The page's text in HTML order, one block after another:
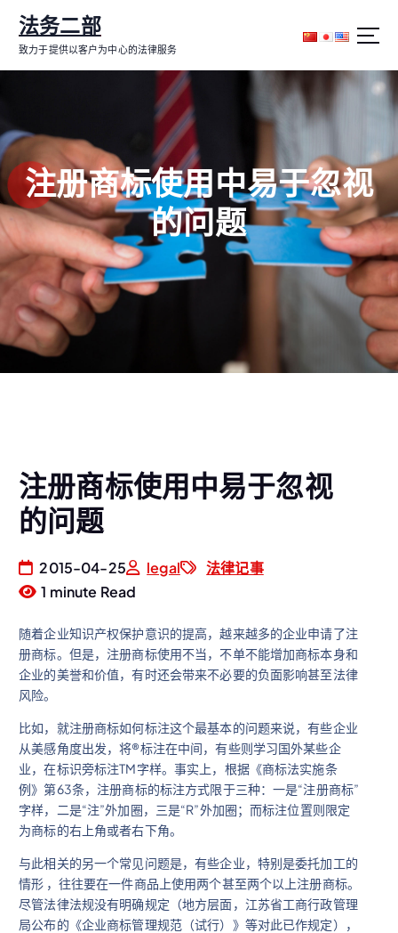
内
法务二部
致力于提供以客户为中心的法律服务
注册商标使用中易于忽视
的问题
注册商标使用中易于忽视
的问题
2015-04-25 legal
法律记事
1 minute Read
随着企业知识产权保护意识的提高，越来越多的企业申请了注
册商标。但是，注册商标使用不当，不单不能增加商标本身和
企业的美誉和价值，有时还会带来不必要的负面影响甚至法律
风险。
比如，就注册商标如何标注这个最基本的问题来说，有些企业
从美感角度出发，将®标注在中间，有些则学习国外某些企
业，在标识旁标注TM字样。事实上，根据《商标法实施条
例》第63条，注册商标的标注方式限于三种：一是“注册商标”
字样，二是“注”外加圈，三是“R”外加圈；而标注位置则限定
为商标的右上角或者右下角。
与此相关的另一个常见问题是，有些企业，特别是委托加工的
情形 ，往往要在一件商品上使用两个甚至两个以上注册商标。
尽管法律法规没有明确规定（地方层面，江苏省工商行政管理
局公布的《企业商标管理规范（试行）》等对此已作规定），